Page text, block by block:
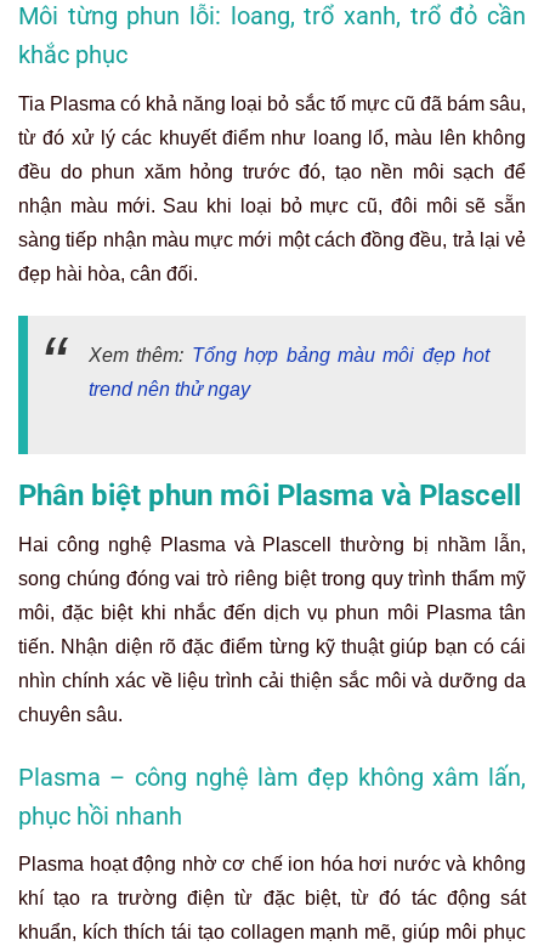
Môi từng phun lỗi: loang, trổ xanh, trổ đỏ cần
khắc phục
Tia Plasma có khả năng loại bỏ sắc tố mực cũ đã bám sâu,
từ đó xử lý các khuyết điểm như loang lổ, màu lên không
đều do phun xăm hỏng trước đó, tạo nền môi sạch để
nhận màu mới. Sau khi loại bỏ mực cũ, đôi môi sẽ sẵn
sàng tiếp nhận màu mực mới một cách đồng đều, trả lại vẻ
đẹp hài hòa, cân đối.
Xem thêm: Tổng hợp bảng màu môi đẹp hot
trend nên thử ngay
Phân biệt phun môi Plasma và Plascell
Hai công nghệ Plasma và Plascell thường bị nhầm lẫn,
song chúng đóng vai trò riêng biệt trong quy trình thẩm mỹ
môi, đặc biệt khi nhắc đến dịch vụ phun môi Plasma tân
tiến. Nhận diện rõ đặc điểm từng kỹ thuật giúp bạn có cái
nhìn chính xác về liệu trình cải thiện sắc môi và dưỡng da
chuyên sâu.
Plasma – công nghệ làm đẹp không xâm lấn,
phục hồi nhanh
Plasma hoạt động nhờ cơ chế ion hóa hơi nước và không
khí tạo ra trường điện từ đặc biệt, từ đó tác động sát
khuẩn, kích thích tái tạo collagen mạnh mẽ, giúp môi phục